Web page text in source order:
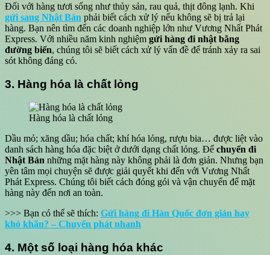
Đối với hàng tươi sống như thủy sản, rau quả, thịt đông lạnh. Khi
gửi sang Nhật Bản phải biết cách xử lý nếu không sẽ bị trả lại
hàng. Bạn nên tìm đến các doanh nghiệp lớn như Vương Nhất Phát
Express. Với nhiều năm kinh nghiệm gửi hàng đi nhật bằng
đường biển, chúng tôi sẽ biết cách xử lý vấn đề để tránh xảy ra sai
sót không đáng có.
3. Hàng hóa là chất lỏng
Hàng hóa là chất lỏng
Dầu mỏ; xăng dầu; hóa chất; khí hóa lỏng, rượu bia… được liệt vào
danh sách hàng hóa đặc biệt ở dưới dạng chất lỏng. Để chuyển đi
Nhật Bản những mặt hàng này không phải là đơn giản. Nhưng bạn
yên tâm mọi chuyện sẽ được giải quyết khi đến với Vương Nhất
Phát Express. Chúng tôi biết cách đóng gói và vận chuyển để mặt
hàng này đến nơi an toàn.
>>> Bạn có thể sẽ thích: Gửi hàng đi Hàn Quốc đơn giản hay
khó khăn? – Chuyển phát nhanh
4. Một số loại hàng hóa khác